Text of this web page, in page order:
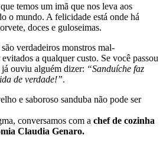
temos um imã que nos leva aos
o mundo. A felicidade está onde há
doces e guloseimas.
verdadeiros monstros mal-
a qualquer custo. Se você passou
já ouviu alguém dizer: “Sanduíche faz
de verdade!”.
e saboroso sanduba não pode ser
conversamos com a chef de cozinha
Claudia Genaro.